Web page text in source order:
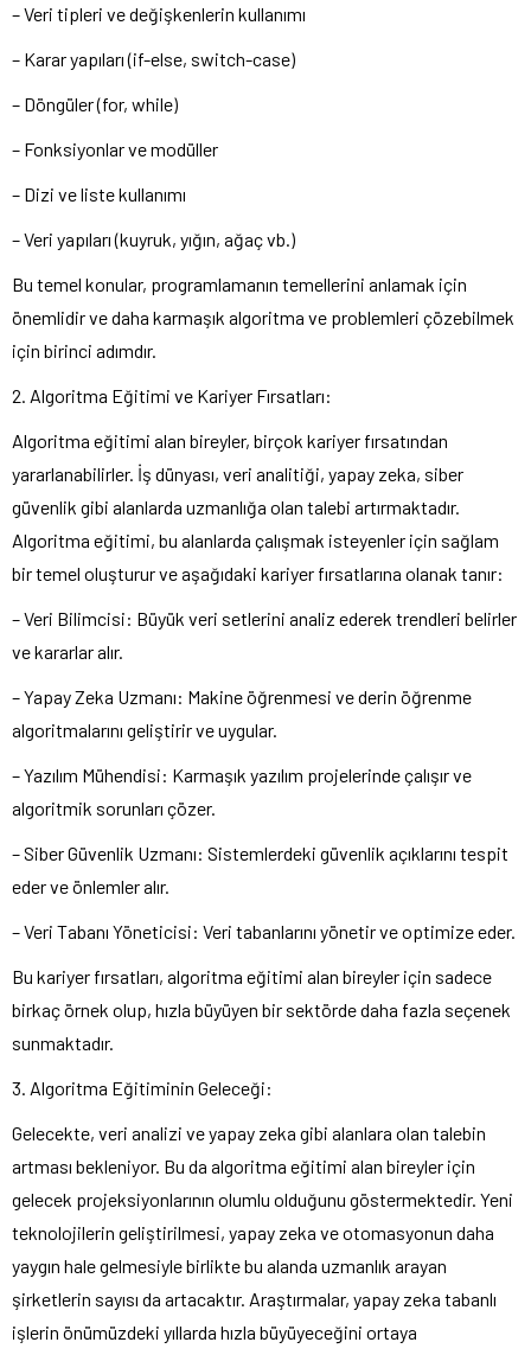
– Veri tipleri ve değişkenlerin kullanımı
– Karar yapıları (if-else, switch-case)
– Döngüler (for, while)
– Fonksiyonlar ve modüller
– Dizi ve liste kullanımı
– Veri yapıları (kuyruk, yığın, ağaç vb.)
Bu temel konular, programlamanın temellerini anlamak için
önemlidir ve daha karmaşık algoritma ve problemleri çözebilmek
için birinci adımdır.
2. Algoritma Eğitimi ve Kariyer Fırsatları:
Algoritma eğitimi alan bireyler, birçok kariyer fırsatından
yararlanabilirler. İş dünyası, veri analitiği, yapay zeka, siber
güvenlik gibi alanlarda uzmanlığa olan talebi artırmaktadır.
Algoritma eğitimi, bu alanlarda çalışmak isteyenler için sağlam
bir temel oluşturur ve aşağıdaki kariyer fırsatlarına olanak tanır:
– Veri Bilimcisi: Büyük veri setlerini analiz ederek trendleri belirler
ve kararlar alır.
– Yapay Zeka Uzmanı: Makine öğrenmesi ve derin öğrenme
algoritmalarını geliştirir ve uygular.
– Yazılım Mühendisi: Karmaşık yazılım projelerinde çalışır ve
algoritmik sorunları çözer.
– Siber Güvenlik Uzmanı: Sistemlerdeki güvenlik açıklarını tespit
eder ve önlemler alır.
– Veri Tabanı Yöneticisi: Veri tabanlarını yönetir ve optimize eder.
Bu kariyer fırsatları, algoritma eğitimi alan bireyler için sadece
birkaç örnek olup, hızla büyüyen bir sektörde daha fazla seçenek
sunmaktadır.
3. Algoritma Eğitiminin Geleceği:
Gelecekte, veri analizi ve yapay zeka gibi alanlara olan talebin
artması bekleniyor. Bu da algoritma eğitimi alan bireyler için
gelecek projeksiyonlarının olumlu olduğunu göstermektedir. Yeni
teknolojilerin geliştirilmesi, yapay zeka ve otomasyonun daha
yaygın hale gelmesiyle birlikte bu alanda uzmanlık arayan
şirketlerin sayısı da artacaktır. Araştırmalar, yapay zeka tabanlı
işlerin önümüzdeki yıllarda hızla büyüyeceğini ortaya